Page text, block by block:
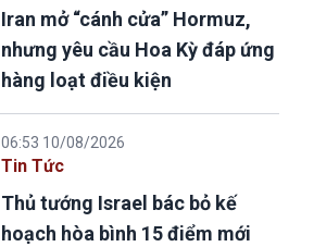
Iran mở “cánh cửa” Hormuz,
nhưng yêu cầu Hoa Kỳ đáp ứng
hàng loạt điều kiện
06:53 10/08/2026
Tin Tức
Thủ tướng Israel bác bỏ kế
hoạch hòa bình 15 điểm mới